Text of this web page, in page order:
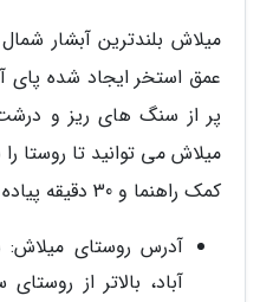
پر از سنگ های ریز و
میلاش می توانید تا روستا
کمک راهنما و 30 دقیقه پیاده روی به آبشار می رسید.
آدرس روستای
آباد، بالاتر از